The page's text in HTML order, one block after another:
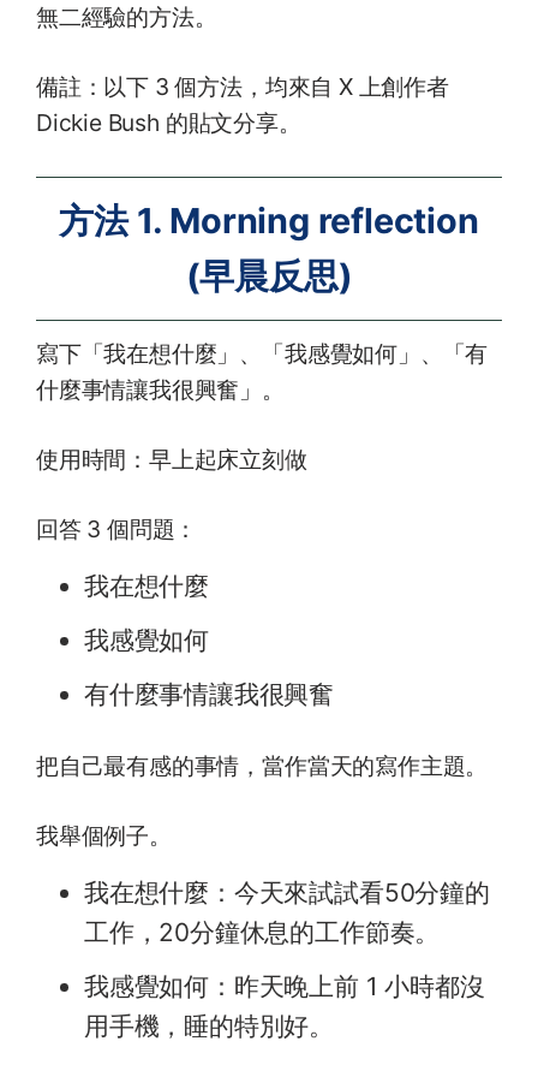
無二經驗的方法。
備註：以下 3 個方法，均來自 X 上創作者
Dickie Bush 的貼文分享。
方法 1. Morning reflection
(早晨反思)
寫下「我在想什麼」、「我感覺如何」、「有
什麼事情讓我很興奮」。
使用時間：早上起床立刻做
回答 3 個問題：
我在想什麼
我感覺如何
有什麼事情讓我很興奮
把自己最有感的事情，當作當天的寫作主題。
我舉個例子。
我在想什麼：今天來試試看50分鐘的
工作，20分鐘休息的工作節奏。
我感覺如何：昨天晚上前 1 小時都沒
用手機，睡的特別好。